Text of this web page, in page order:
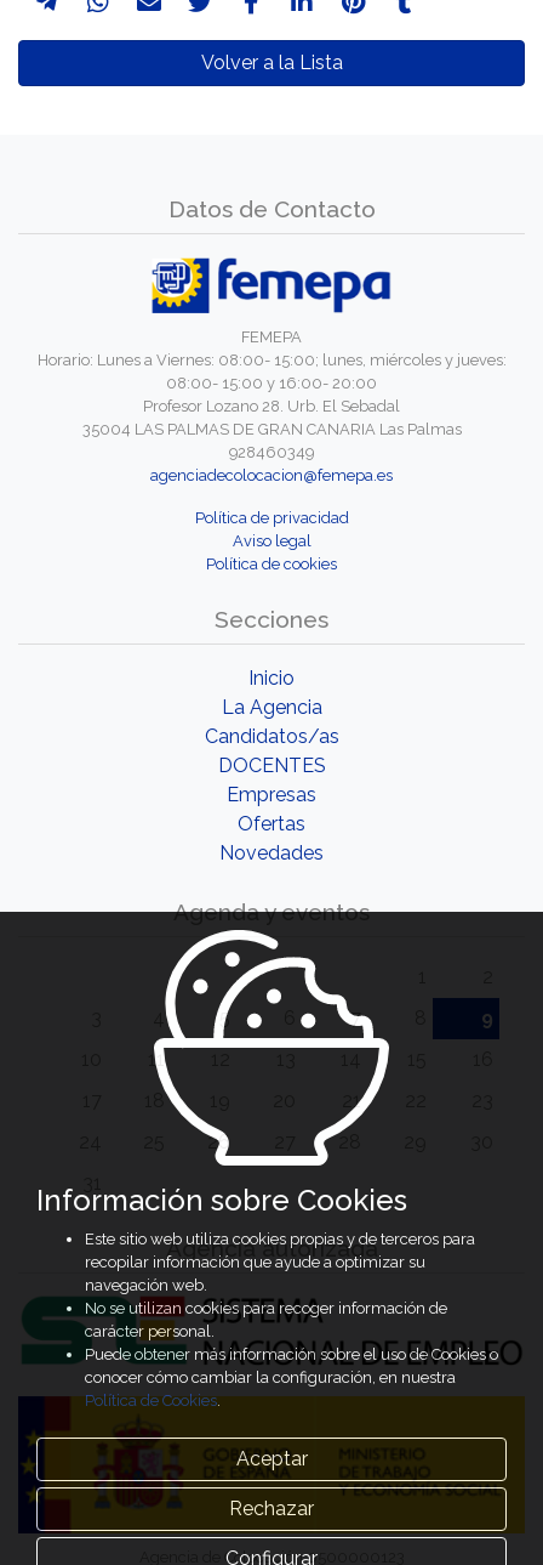
Volver a la Lista
Datos de Contacto
FEMEPA
Horario: Lunes a Viernes: 08:00- 15:00; lunes, miércoles y jueves:
08:00- 15:00 y 16:00- 20:00
Profesor Lozano 28. Urb. El Sebadal
35004 LAS PALMAS DE GRAN CANARIA Las Palmas
928460349
agenciadecolocacion@femepa.es
Política de privacidad
Aviso legal
Política de cookies
Secciones
Inicio
La Agencia
Candidatos/as
DOCENTES
Empresas
Ofertas
Novedades
Agenda y eventos
5 7
9
11
21
26 28
Agencia autorizada
Agencia de Colocación 0500000123
Información sobre Cookies
Este sitio web utiliza cookies propias y de terceros para
recopilar información que ayude a optimizar su
navegación web.
No se utilizan cookies para recoger información de
carácter personal.
Puede obtener más información sobre el uso de Cookies o
conocer cómo cambiar la configuración, en nuestra
Política de Cookies.
Aceptar
Rechazar
Configurar